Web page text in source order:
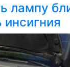
лампу
инсигния